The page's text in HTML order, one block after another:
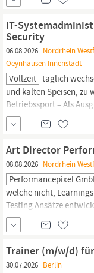
zuhause bis 40% /
für die dir
IT-
Security
06.08.2026 Nordrhein
Oeynhausen Innenstadt
Vollzeit täglich
und kalten Speisen,
Betriebssport – Als
unterschiedliche
Laufen,
Fußball usw.
Art Director
08.08.2026 Nordrhein
Performancepixel
welche nicht,
Testing Ansätze
Strategien und
Anleitung und
(Grafikdesigner,
Qualitätssicherung
Trainer (m/w/d)
30.07.2026 Berlin